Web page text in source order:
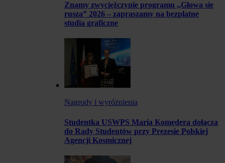
Znamy zwyciężczynie programu „Głowa się
rusza” 2026 – zapraszamy na bezpłatne
studia graficzne
Nagrody i wyróżnienia
Studentka USWPS Maria Komędera dołącza
do Rady Studentów przy Prezesie Polskiej
Agencji Kosmicznej